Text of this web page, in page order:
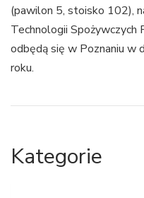
(pawilon 5, stoisko 102),
Technologii
odbędą się w Poznaniu w
roku.
Kategorie